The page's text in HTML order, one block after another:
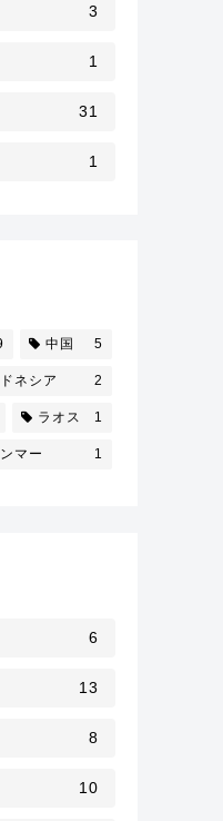
3
1
31
1
中国 5
ネシア 2
ラオス 1
マー 1
6
13
8
10